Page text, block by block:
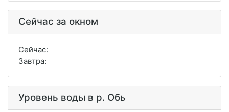
Сейчас за окном
Сейчас:
Завтра:
Уровень воды в р. Обь